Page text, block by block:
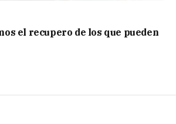
el recupero de los que pueden